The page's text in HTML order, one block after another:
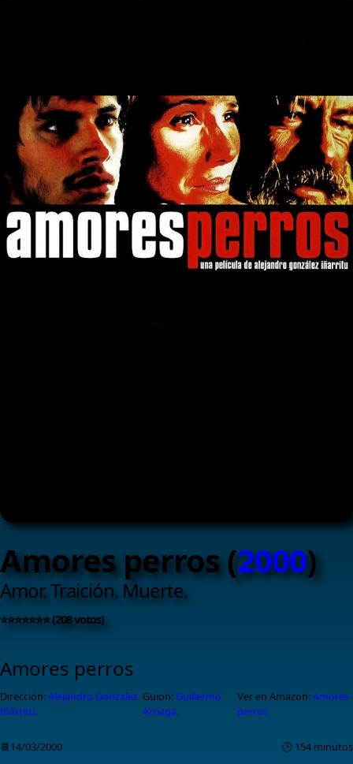
Amores perros (2000)
Amor. Traición. Muerte.
⭐⭐⭐⭐⭐⭐⭐ (208 votos)
Amores perros
Dirección:Alejandro González
Iñárritu.
Guion:Guillermo
Arriaga.
Ver en Amazon:Amores
perros
📆14/03/2000 🕑 154 minutos